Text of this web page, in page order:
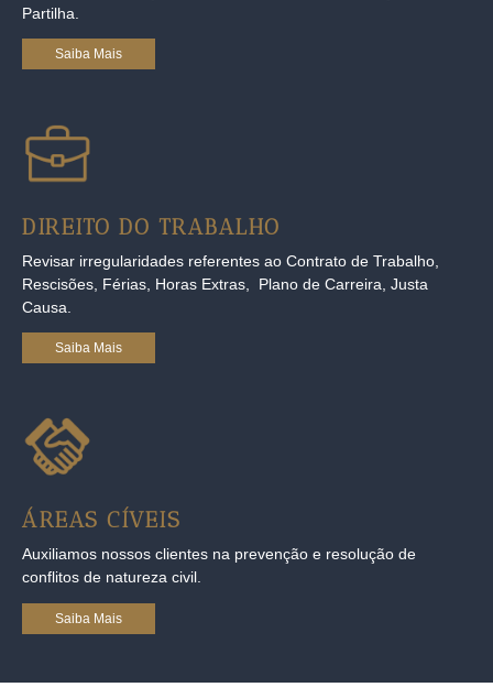
Partilha.
Saiba Mais
DIREITO DO TRABALHO
Revisar irregularidades referentes ao Contrato de Trabalho,
Rescisões, Férias, Horas Extras, Plano de Carreira, Justa
Causa.
Saiba Mais
ÁREAS CÍVEIS
Auxiliamos nossos clientes na prevenção e resolução de
conflitos de natureza civil.
Saiba Mais